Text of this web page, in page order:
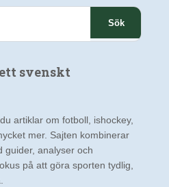
svenskt
artiklar om fotboll, ishockey,
mer. Sajten kombinerar
guider, analyser och
på att göra sporten tydlig,